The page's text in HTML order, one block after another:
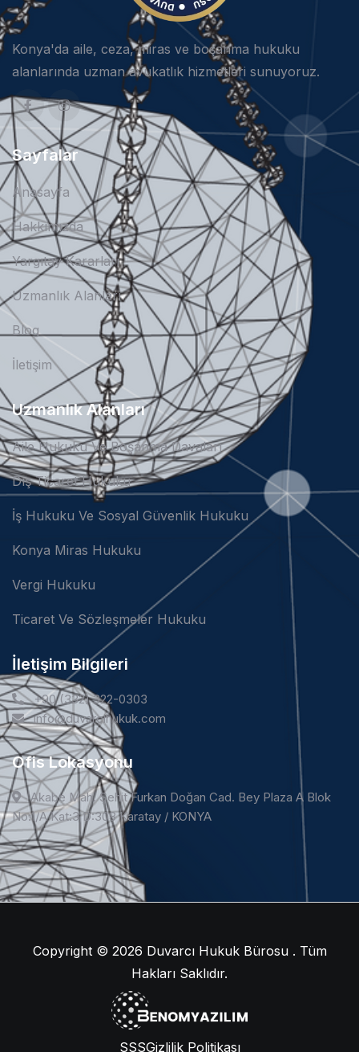
Konya'da aile, ceza, miras ve boşanma hukuku
alanlarında uzman avukatlık hizmetleri sunuyoruz.
Sayfalar
Anasayfa
Hakkımızda
Yargıtay Kararları
Uzmanlık Alanları
Blog
İletişim
Uzmanlık Alanları
Aile Hukuku Ve Boşanma Davaları
Dış Ticaret Hukuku
İş Hukuku Ve Sosyal Güvenlik Hukuku
Konya Miras Hukuku
Vergi Hukuku
Ticaret Ve Sözleşmeler Hukuku
İletişim Bilgileri
+90 (332) 322-0303
info@duvarcihukuk.com
Ofis Lokasyonu
Akabe Mah. Şehit Furkan Doğan Cad. Bey Plaza A Blok
No:1/A Kat:3 D:308 Karatay / KONYA
Copyright © 2026 Duvarcı Hukuk Bürosu . Tüm
Hakları Saklıdır.
SSSGizlilik Politikası